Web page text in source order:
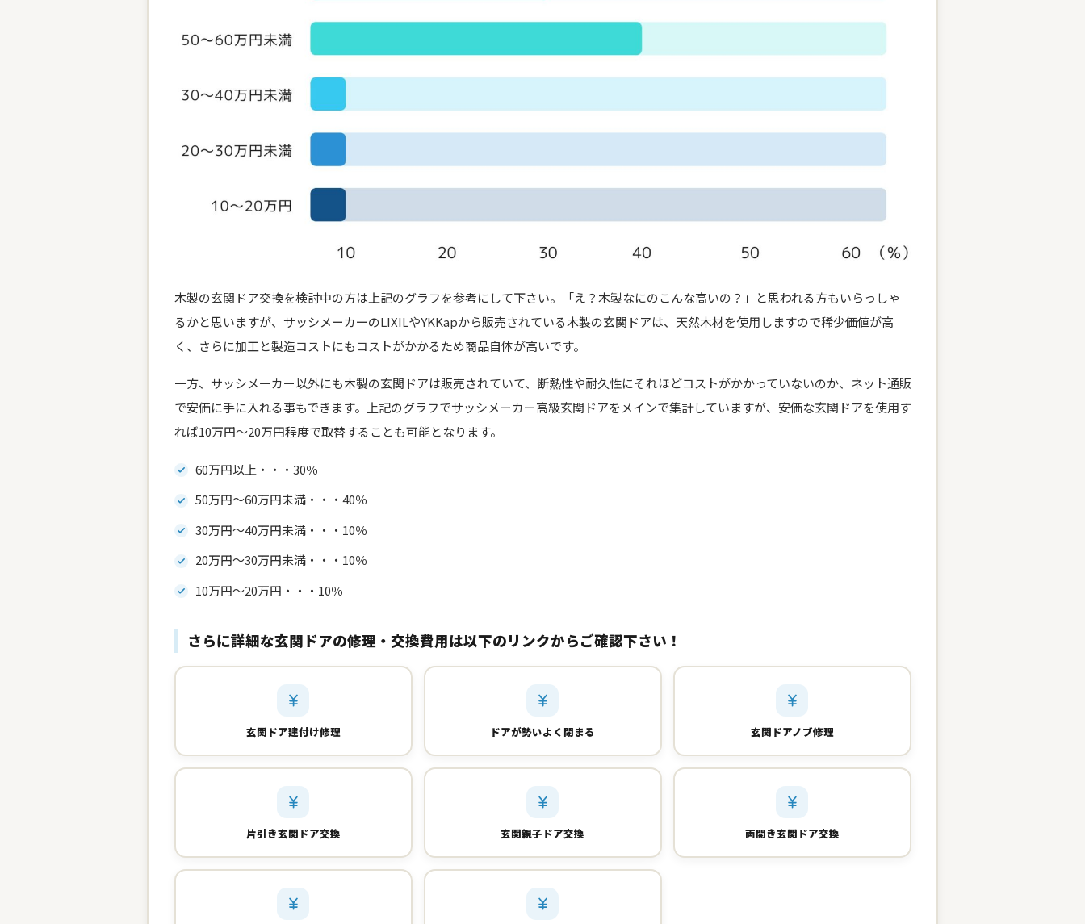
木製の玄関ドア交換を検討中の方は上記のグラフを参考にして下さい。「え？木製なにのこんな高いの？」と思われる方もいらっしゃ
るかと思いますが、サッシメーカーのLIXILやYKKapから販売されている木製の玄関ドアは、天然木材を使用しますので稀少価値が高
く、さらに加工と製造コストにもコストがかかるため商品自体が高いです。
一方、サッシメーカー以外にも木製の玄関ドアは販売されていて、断熱性や耐久性にそれほどコストがかかっていないのか、ネット通販
で安価に手に入れる事もできます。上記のグラフでサッシメーカー高級玄関ドアをメインで集計していますが、安価な玄関ドアを使用す
れば10万円～20万円程度で取替することも可能となります。
60万円以上・・・30％
50万円～60万円未満・・・40％
30万円～40万円未満・・・10％
20万円～30万円未満・・・10％
10万円～20万円・・・10％
さらに詳細な玄関ドアの修理・交換費用は以下のリンクからご確認下さい！
玄関ドア建付け修理 ドアが勢いよく閉まる 玄関ドアノブ修理
片引き玄関ドア交換 玄関親子ドア交換 両開き玄関ドア交換